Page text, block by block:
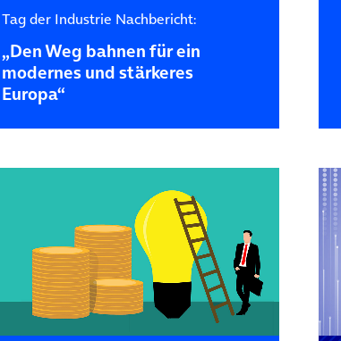
Tag der Industrie Nachbericht:
„Den Weg bahnen für ein
modernes und stärkeres
Europa“